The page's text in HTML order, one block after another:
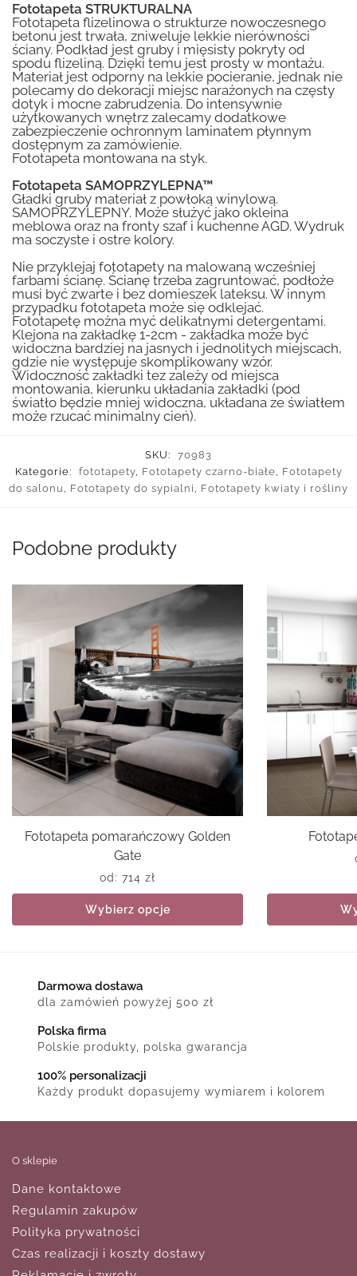
Fototapeta STRUKTURALNA
Fototapeta flizelinowa o strukturze nowoczesnego
betonu jest trwała, zniweluje lekkie nierówności
ściany. Podkład jest gruby i mięsisty pokryty od
spodu flizeliną. Dzięki temu jest prosty w montażu.
Materiał jest odporny na lekkie pocieranie, jednak nie
polecamy do dekoracji miejsc narażonych na częsty
dotyk i mocne zabrudzenia. Do intensywnie
użytkowanych wnętrz zalecamy dodatkowe
zabezpieczenie ochronnym laminatem płynnym
dostępnym za zamówienie.
Fototapeta montowana na styk.
Fototapeta SAMOPRZYLEPNA™
Gładki gruby materiał z powłoką winylową.
SAMOPRZYLEPNY. Może służyć jako okleina
meblowa oraz na fronty szaf i kuchenne AGD. Wydruk
ma soczyste i ostre kolory.
Nie przyklejaj fototapety na malowaną wcześniej
farbami ścianę. Ścianę trzeba zagruntować, podłoże
musi być zwarte i bez domieszek lateksu. W innym
przypadku fototapeta może się odklejać.
Fototapetę można myć delikatnymi detergentami.
Klejona na zakładkę 1-2cm - zakładka może być
widoczna bardziej na jasnych i jednolitych miejscach,
gdzie nie występuje skomplikowany wzór.
Widoczność zakładki tez zależy od miejsca
montowania, kierunku układania zakładki (pod
światło będzie mniej widoczna, układana ze światłem
może rzucać minimalny cień).
SKU:
70983
Kategorie:
fototapety, Fototapety czarno-białe, Fototapety
do salonu , Fototapety do sypialni , Fototapety kwiaty i rośliny
Podobne produkty
Fototapeta pomarańczowy Golden
Gate
od: 714 zł
Wybierz opcje
Darmowa dostawa
dla zamówień powyżej 500 zł
Polska firma
Polskie produkty, polska gwarancja
100% personalizacji
Każdy produkt dopasujemy wymiarem i kolorem
O sklepie
Dane kontaktowe
Regulamin zakupów
Polityka prywatności
Czas realizacji i koszty dostawy